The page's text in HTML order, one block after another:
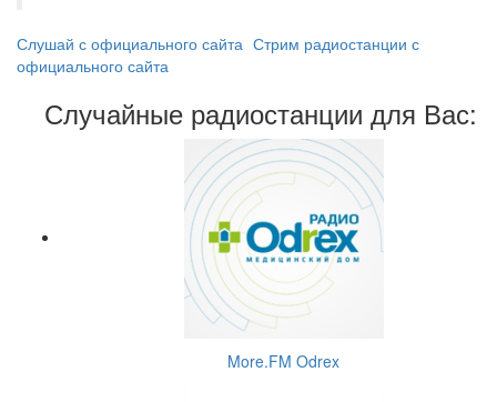
Слушай с официального сайта Стрим радиостанции с
официального сайта
Случайные радиостанции для Вас:
More.FM Odrex